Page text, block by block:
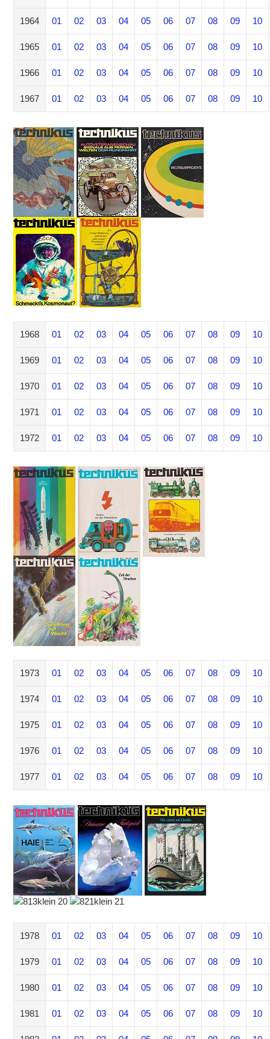
1964 01 02 03 04 05 06 07 08 09 10
1965 01 02 03 04 05 06 07 08 09 10
1966 01 02 03 04 05 06 07 08 09 10
1967 01 02 03 04 05 06 07 08 09 10
1968 01 02 03 04 05 06 07 08 09 10
1969 01 02 03 04 05 06 07 08 09 10
1970 01 02 03 04 05 06 07 08 09 10
1971 01 02 03 04 05 06 07 08 09 10
1972 01 02 03 04 05 06 07 08 09 10
1973 01 02 03 04 05 06 07 08 09 10
1974 01 02 03 04 05 06 07 08 09 10
1975 01 02 03 04 05 06 07 08 09 10
1976 01 02 03 04 05 06 07 08 09 10
1977 01 02 03 04 05 06 07 08 09 10
1978 01 02 03 04 05 06 07 08 09 10
1979 01 02 03 04 05 06 07 08 09 10
1980 01 02 03 04 05 06 07 08 09 10
1981 01 02 03 04 05 06 07 08 09 10